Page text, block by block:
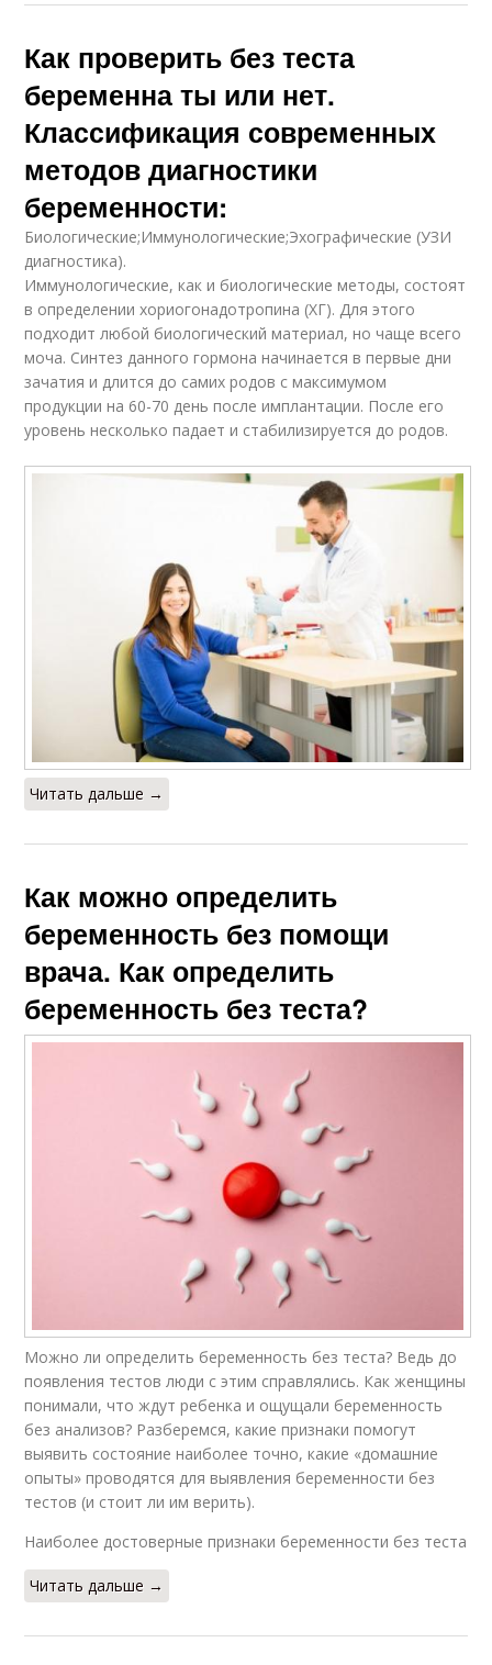
Как проверить без теста
беременна ты или нет.
Классификация современных
методов диагностики
беременности:
Биологические;Иммунологические;Эхографические (УЗИ
диагностика).
Иммунологические, как и биологические методы, состоят
в определении хориогонадотропина (ХГ). Для этого
подходит любой биологический материал, но чаще всего
моча. Синтез данного гормона начинается в первые дни
зачатия и длится до самих родов с максимумом
продукции на 60-70 день после имплантации. После его
уровень несколько падает и стабилизируется до родов.
Читать дальше →
Как можно определить
беременность без помощи
врача. Как определить
беременность без теста?
Можно ли определить беременность без теста? Ведь до
появления тестов люди с этим справлялись. Как женщины
понимали, что ждут ребенка и ощущали беременность
без анализов? Разберемся, какие признаки помогут
выявить состояние наиболее точно, какие «домашние
опыты» проводятся для выявления беременности без
тестов (и стоит ли им верить).
Наиболее достоверные признаки беременности без теста
Читать дальше →